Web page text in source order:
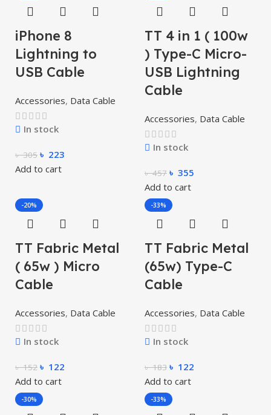
iPhone 8
Lightning to
USB Cable
Accessories, Data Cable
In stock
৳305 ৳ 223
Add to cart
TT 4 in 1 ( 100w
) Type-C Micro-
USB Lightning
Cable
Accessories, Data Cable
In stock
৳457 ৳ 355
Add to cart
-20%
TT Fabric Metal
( 65w ) Micro
Cable
Accessories, Data Cable
In stock
৳152 ৳ 122
Add to cart
-33%
TT Fabric Metal
(65w) Type-C
Cable
Accessories, Data Cable
In stock
৳183 ৳ 122
Add to cart
-30% -33%